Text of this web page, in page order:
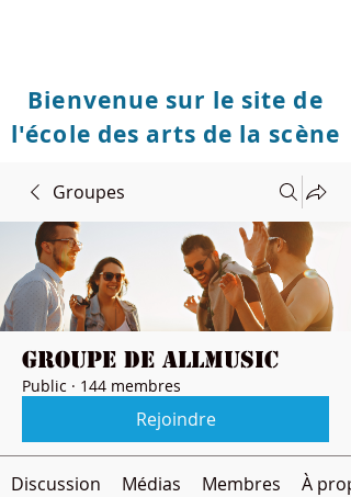
Bienvenue sur le site de
l'école des arts de la scène
Groupes
Groupe de Allmusic
Public · 144 membres
Rejoindre
Discussion Médias Membres À